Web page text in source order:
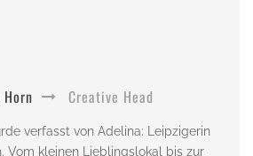
Creative Head
verfasst von Adelina: Leipzigerin
Vom kleinen Lieblingslokal bis zur